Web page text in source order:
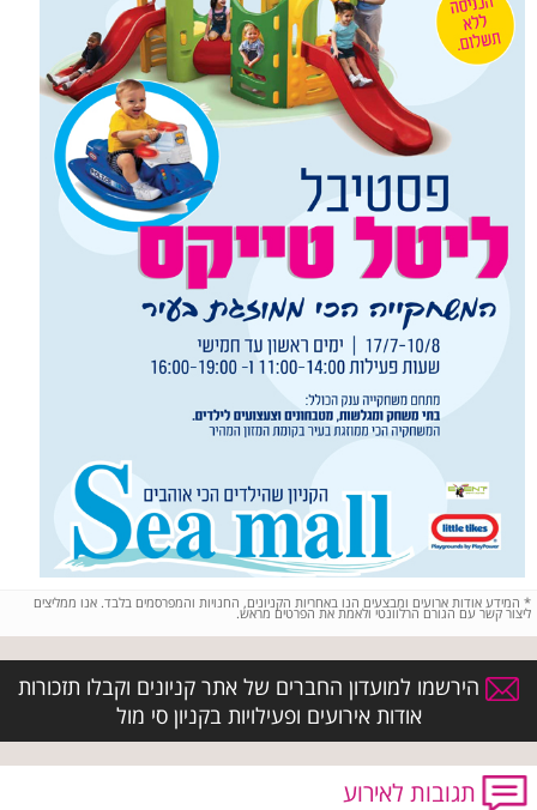
* המידע אודות ארועים ומבצעים הנו באחריות הקניונים, החנויות והמפרסמים בלבד. אנו ממליצים
ליצור קשר עם הגורם הרלוונטי ולאמת את הפרטים מראש.
הירשמו למועדון החברים של אתר קניונים וקבלו תזכורות
אודות אירועים ופעילויות בקניון סי מול
תגובות לאירוע